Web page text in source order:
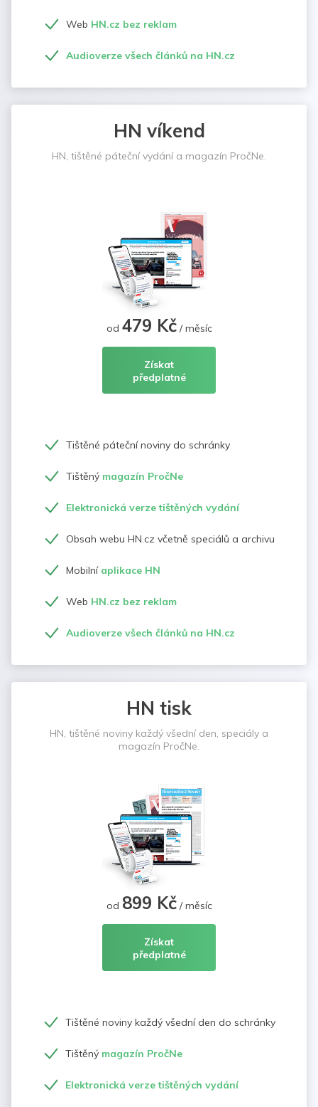
Web HN.cz bez reklam
Audioverze všech článků na HN.cz
HN víkend
HN, tištěné páteční vydání a magazín PročNe.
od 479 Kč/ měsíc
Získat
předplatné
Tištěné páteční noviny do schránky
Tištěný magazín PročNe
Elektronická verze tištěných vydání
Obsah webu HN.cz včetně speciálů a archivu
Mobilní aplikace HN
Web HN.cz bez reklam
Audioverze všech článků na HN.cz
HN tisk
HN, tištěné noviny každý všední den, speciály a
magazín PročNe.
od 899 Kč/ měsíc
Získat
předplatné
Tištěné noviny každý všední den do schránky
Tištěný magazín PročNe
Elektronická verze tištěných vydání